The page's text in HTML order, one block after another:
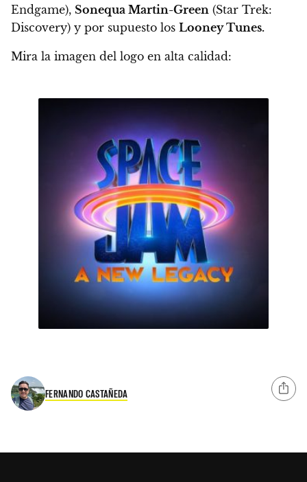
Endgame), Sonequa Martin-Green (Star Trek:
Discovery) y por supuesto los Looney Tunes.
Mira la imagen del logo en alta calidad:
FERNANDO CASTAÑEDA